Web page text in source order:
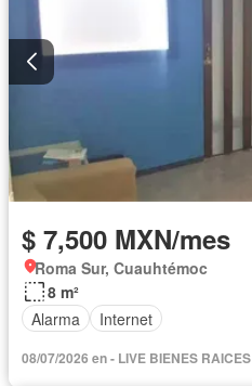
$ 7,500 MXN/mes
Roma Sur, Cuauhtémoc
8 m²
Alarma
Internet
08/07/2026 en - LIVE BIENES RAICES